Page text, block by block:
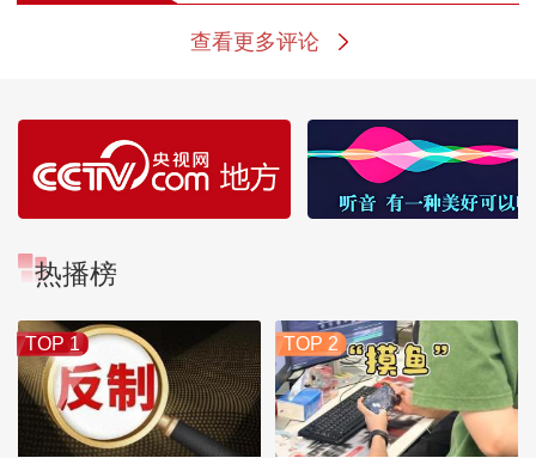
查看更多评论
热播榜
TOP 1 TOP 2